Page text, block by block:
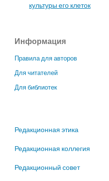
культуры его клеток
Информация
Правила для авторов
Для читателей
Для библиотек
Редакционная этика
Редакционная коллегия
Редакционный совет